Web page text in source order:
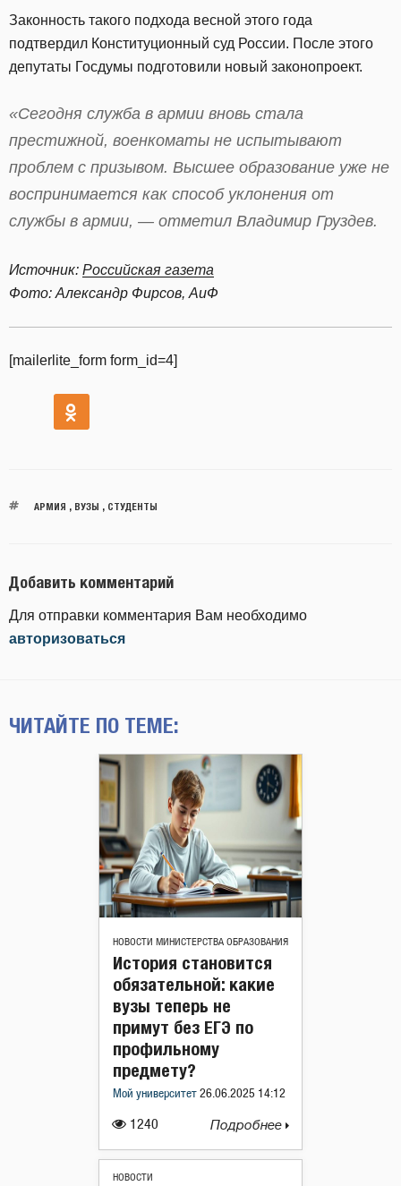
Законность такого подхода весной этого года
подтвердил Конституционный суд России. После этого
депутаты Госдумы подготовили новый законопроект.
«Сегодня служба в армии вновь стала
престижной, военкоматы не испытывают
проблем с призывом. Высшее образование уже не
воспринимается как способ уклонения от
службы в армии, — отметил Владимир Груздев.
Источник: Российская газета
Фото: Александр Фирсов, АиФ
[mailerlite_form form_id=4]
АРМИЯ , ВУЗЫ , СТУДЕНТЫ
Добавить комментарий
Для отправки комментария Вам необходимо
авторизоваться
ЧИТАЙТЕ ПО ТЕМЕ:
НОВОСТИ МИНИСТЕРСТВА ОБРАЗОВАНИЯ
1240
История становится
обязательной: какие
вузы теперь не
примут без ЕГЭ по
профильному
предмету?
Мой университет 26.06.2025 14:12
Подробнее
НОВОСТИ